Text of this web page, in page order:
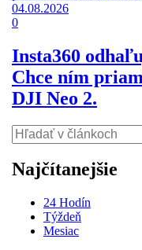
04.08.2026
0
Insta360
Chce ním
DJI Neo 2.
Najčítanejšie
24 Hodín
Týždeň
Mesiac